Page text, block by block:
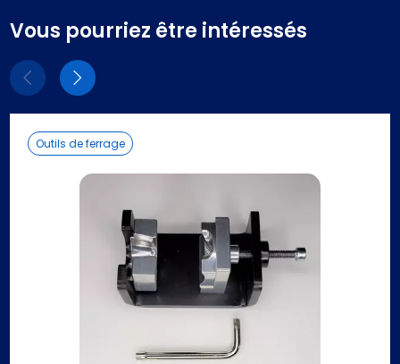
Vous pourriez être intéressés
ElémentsEléments
Outils de ferrage